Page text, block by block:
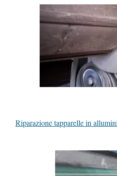
Riparazione tapparelle in